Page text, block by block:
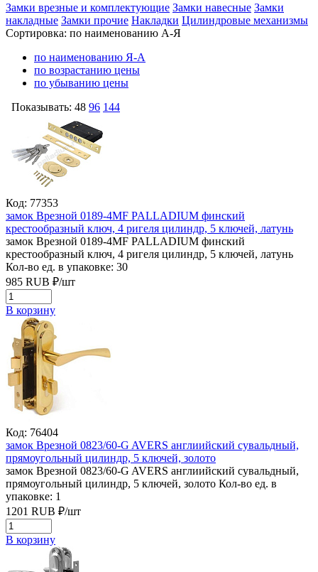
Замки врезные и комплектующие Замки навесные Замки
накладные Замки прочие Накладки Цилиндровые механизмы
Сортировка: по наименованию А-Я
по наименованию Я-А
по возрастанию цены
по убыванию цены
Показывать: 48 96 144
Код: 77353
замок Врезной 0189-4МF PALLADIUM финский
крестообразный ключ, 4 ригеля цилиндр, 5 ключей, латунь
замок Врезной 0189-4МF PALLADIUM финский
крестообразный ключ, 4 ригеля цилиндр, 5 ключей, латунь
Кол-во ед. в упаковке: 30
985 RUB ₽/шт
В корзину
Код: 76404
замок Врезной 0823/60-G AVERS англиийский сувальдный,
прямоугольный цилиндр, 5 ключей, золото
замок Врезной 0823/60-G AVERS англиийский сувальдный,
прямоугольный цилиндр, 5 ключей, золото Кол-во ед. в
упаковке: 1
1201 RUB ₽/шт
В корзину